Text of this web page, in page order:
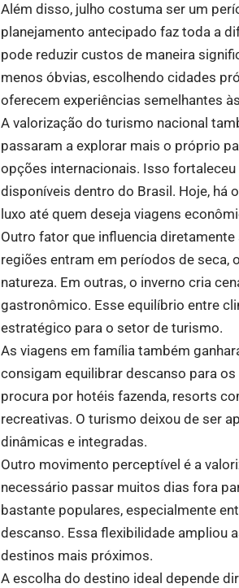
Além disso, julho costuma ser um
planejamento antecipado faz toda a
pode reduzir custos de maneira
menos óbvias, escolhendo cidades
oferecem experiências semelhantes
A valorização do turismo nacional
passaram a explorar mais o próprio
opções internacionais. Isso
disponíveis dentro do Brasil. Hoje, há
luxo até quem deseja viagens
Outro fator que influencia
regiões entram em períodos de seca,
natureza. Em outras, o inverno cria
gastronômico. Esse equilíbrio entre
estratégico para o setor de turismo.
As viagens em família também
consigam equilibrar descanso para
procura por hotéis fazenda, resorts
recreativas. O turismo deixou de ser
dinâmicas e integradas.
Outro movimento perceptível é a
necessário passar muitos dias fora
bastante populares, especialmente
descanso. Essa flexibilidade ampliou
destinos mais próximos.
A escolha do destino ideal depende